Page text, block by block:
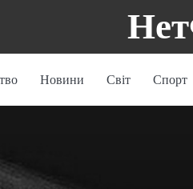
Новини Світ Спорт